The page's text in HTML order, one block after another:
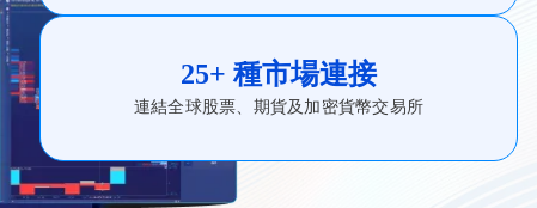
25+ 種市場連接
連結全球股票、期貨及加密貨幣交易所